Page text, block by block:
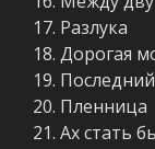
Разлука
Дорогая
Пленница
Ах стать